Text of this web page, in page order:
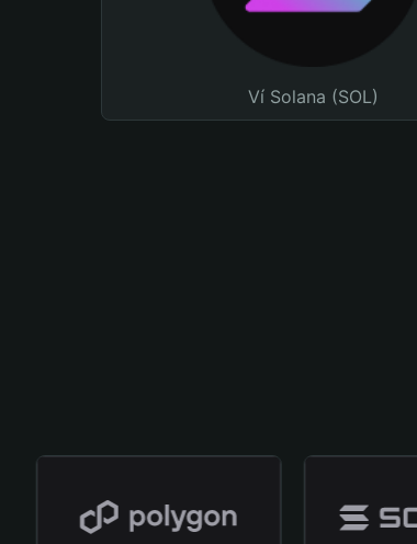
Ví Solana (SOL)